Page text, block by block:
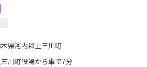
県河内郡上三川町
川町役場から車で7分